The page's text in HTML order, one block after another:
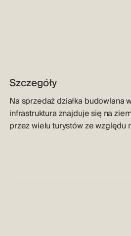
Szczegóły
Na sprzedaż działka budowlana
infrastruktura znajduje się na
przez wielu turystów ze